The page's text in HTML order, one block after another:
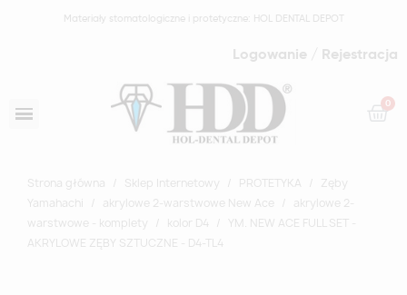
Materiały stomatologiczne i protetyczne: HOL DENTAL DEPOT
Logowanie / Rejestracja
Strona główna Sklep Internetowy PROTETYKA
Zęby
Yamahachi
akrylowe 2-warstwowe New Ace
akrylowe 2-
warstwowe - komplety
kolor D4
YM. NEW ACE FULL SET -
AKRYLOWE ZĘBY SZTUCZNE - D4-TL4